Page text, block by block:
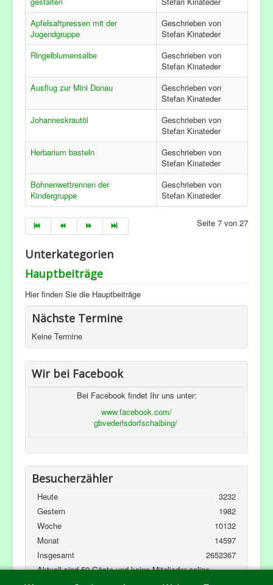
Apfelsaftpressen mit der
Jugendgruppe
Geschrieben von
Stefan Kinateder
Ringelblumensalbe
Geschrieben von
Stefan Kinateder
Ausflug zur Mini Donau
Geschrieben von
Stefan Kinateder
Johanneskrautöl
Geschrieben von
Stefan Kinateder
Herbarium basteln
Geschrieben von
Stefan Kinateder
Bohnenwettrennen der
Kindergruppe
Geschrieben von
Stefan Kinateder
Seite 7 von 27
Unterkategorien
Hauptbeiträge
Hier finden Sie die Hauptbeiträge
Nächste Termine
Keine Termine
Wir bei Facebook
Bei Facebook findet Ihr uns unter:
www.facebook.com/
gbvederlsdorfschaibing/
Besucherzähler
Heute
3232
Gestern
1982
Woche
10132
Monat
14597
Insgesamt
2652367
Aktuell sind 59 Gäste und keine Mitglieder online